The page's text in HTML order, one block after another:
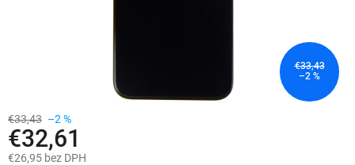
€33,43
–2 %
€33,43 –2 %
€32,61
€26,95 bez DPH